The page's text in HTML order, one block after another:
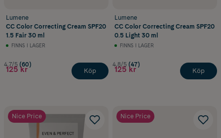
Lumene
CC Color Correcting Cream SPF20
1.5 Fair 30 ml
FINNS I LAGER
4.7/5 (60)
125 kr Köp
Lumene
CC Color Correcting Cream SPF20
0.5 Light 30 ml
FINNS I LAGER
4.8/5 (47)
125 kr Köp
Nice Price Nice Price